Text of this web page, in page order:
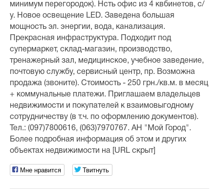
минимум перегородок). Нсть офис из 4 квбинетов, с/
у. Новое освещение LED. Заведена большая
мощность эл. энергии, вода, канализация.
Прекрасная инфраструктура. Подходит под
супермаркет, склад-магазин, производство,
тренажерный зал, медицинское, учебное заведение,
почтовую службу, сервисный центр, пр. Возможна
продажа (звоните). Стоимость - 250 грн./кв.м. в месяц
+ коммунальные платежи. Приглашаем владельцев
недвижимости и покупателей к взаимовыгодному
сотрудничеству (в т.ч. по оформлению документов).
Тел.: (097)7800616, (063)7970767. АН "Мой Город".
Более подробная информация об этом и других
объектах недвижимости на [URL скрыт]
Мне нравится Твитнуть